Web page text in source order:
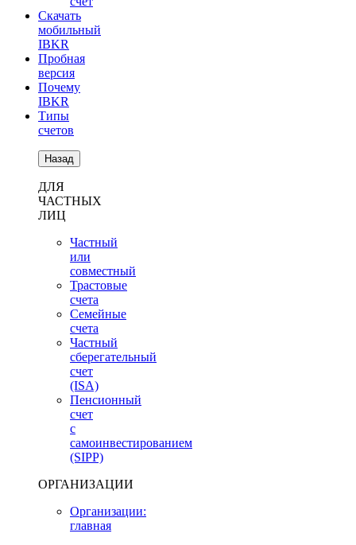
Скачать
мобильный
IBKR
Пробная
версия
Почему
IBKR
Типы
счетов
Назад
ДЛЯ
ЧАСТНЫХ
ЛИЦ
Частный
или
совместный
Трастовые
счета
Семейные
счета
Частный
сберегательный
счет
(ISA)
Пенсионный
счет
с
самоинвестированием
(SIPP)
ОРГАНИЗАЦИИ
Организации:
главная